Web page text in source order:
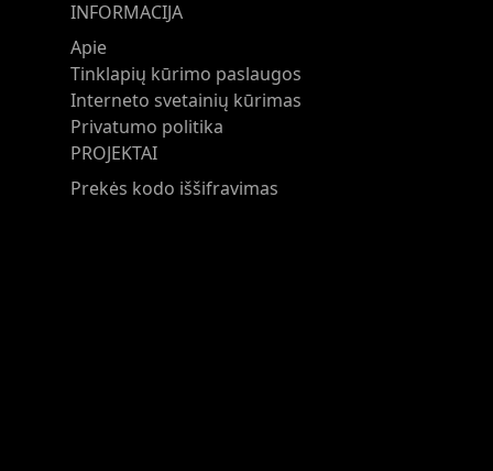
INFORMACIJA
Apie
Tinklapių kūrimo paslaugos
Interneto svetainių kūrimas
Privatumo politika
PROJEKTAI
Prekės kodo iššifravimas